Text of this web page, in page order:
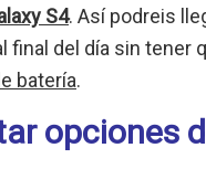
S4. Así podreis
final del día sin tener
batería.
opciones